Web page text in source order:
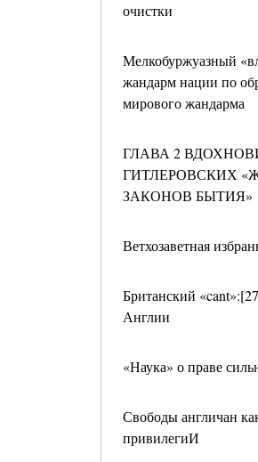
очистки
Мелкобуржуазный
жандарм нации по
мирового жандарма
ГЛАВА 2
ГИТЛЕРОВСКИХ
ЗАКОНОВ БЫТИЯ»
Ветхозаветная
Британский
Англии
«Наука» о праве
Свободы англичан
привилегиИ